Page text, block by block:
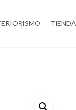
TIENDA